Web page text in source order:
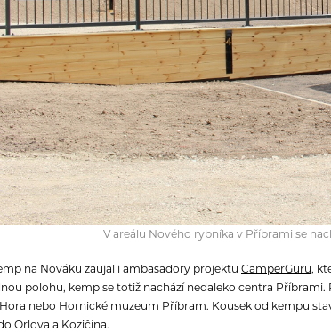
V areálu Nového rybníka v Příbrami se
na Nováku zaujal i ambasadory projektu CamperGuru,
polohu, kemp se totiž nachází nedaleko centra
nebo Hornické muzeum Příbram. Kousek od kempu
Orlova a Kozičína.